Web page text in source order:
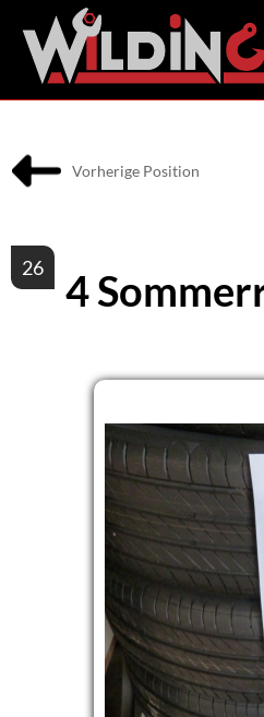
Vorherige Position
26 4